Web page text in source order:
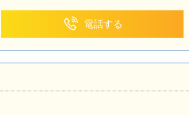
電話する